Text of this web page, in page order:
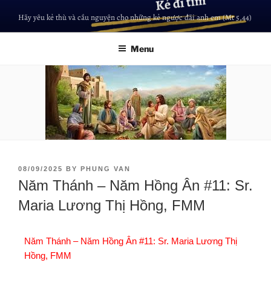
Hãy yêu kẻ thù và cầu nguyện cho những kẻ ngược đãi anh em (Mt 5,44)
Menu
08/09/2025 BY PHUNG VAN
Năm Thánh – Năm Hồng Ân #11: Sr.
Maria Lương Thị Hồng, FMM
Năm Thánh – Năm Hồng Ân #11: Sr. Maria Lương Thị
Hồng, FMM